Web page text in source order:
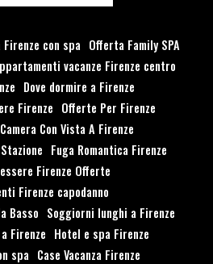
con spa Offerta Family SPA
vacanze Firenze centro
Dove dormire a Firenze
Firenze Offerte Per Firenze
Camera Con Vista A Firenze
Fuga Romantica Firenze
Firenze Offerte
Firenze capodanno
Basso Soggiorni lunghi a Firenze
Firenze Hotel e spa Firenze
spa Case Vacanza Firenze